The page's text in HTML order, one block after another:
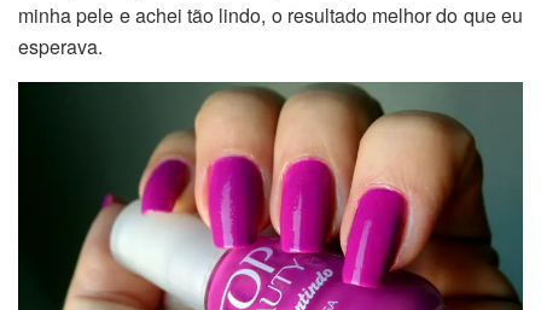
minha pele e achei tão lindo, o resultado melhor do que eu
esperava.